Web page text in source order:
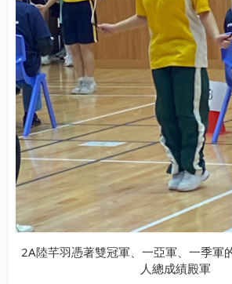
2A陸芊羽憑著雙冠軍、一亞軍、一季軍
人總成績殿軍